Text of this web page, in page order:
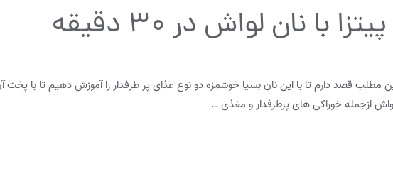
نان لواش در ۳۰ دقیقه
مطلب قصد دارم تا با این نان بسیا خوشمزه دو نوع غذای پر طرفدار را آموزش دهیم تا با پخت
ازجمله خوراکی های پرطرفدار و مغذی …